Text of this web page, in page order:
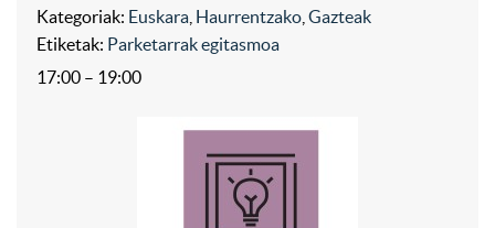
Kategoriak: Euskara Haurrentzako Gazteak
Etiketak: Parketarrak egitasmoa
17:00 – 19:00